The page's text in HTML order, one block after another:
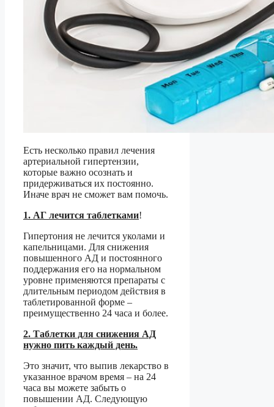
Есть несколько правил лечения
артериальной гипертензии,
которые важно осознать и
придерживаться их постоянно.
Иначе врач не сможет вам помочь.
1. АГ лечится таблетками!
Гипертония не лечится уколами и
капельницами. Для снижения
повышенного АД и постоянного
поддержания его на нормальном
уровне применяются препараты с
длительным периодом действия в
таблетированной форме –
преимущественно 24 часа и более.
2. Таблетки для снижения АД
нужно пить каждый день.
Это значит, что выпив лекарство в
указанное врачом время – на 24
часа вы можете забыть о
повышении АД. Следующую